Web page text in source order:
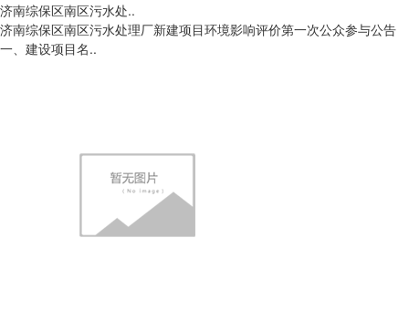
济南综保区南区污水处..
济南综保区南区污水处理厂新建项目环境影响评价第一次公众参与公告
一、建设项目名..